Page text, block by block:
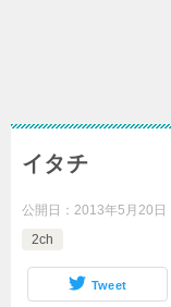
イタチ
公開日： 2013年5月20日
2ch
Tweet